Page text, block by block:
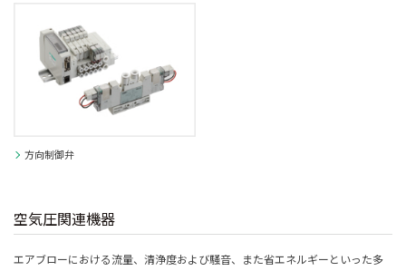
方向制御弁
空気圧関連機器
エアブローにおける流量、清浄度および騒音、また省エネルギーといった多